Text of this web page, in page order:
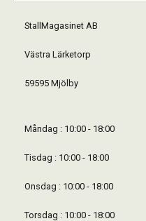
StallMagasinet AB
Västra Lärketorp
59595 Mjölby
Måndag : 10:00 - 18:00
Tisdag : 10:00 - 18:00
Onsdag : 10:00 - 18:00
Torsdag : 10:00 - 18:00